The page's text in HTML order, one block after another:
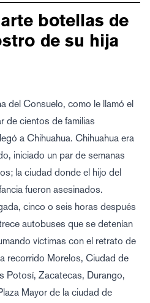
botellas de
de su hija
del Consuelo, como le llamó el
de cientos de familias
a Chihuahua. Chihuahua era
iniciado un par de semanas
la ciudad donde el hijo del
fueron asesinados.
cinco o seis horas después
autobuses que se detenían
víctimas con el retrato de
recorrido Morelos, Ciudad de
Potosí, Zacatecas, Durango,
Mayor de la ciudad de